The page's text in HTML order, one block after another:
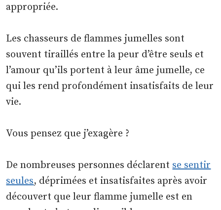
appropriée.
Les chasseurs de flammes jumelles sont
souvent tiraillés entre la peur d’être seuls et
l’amour qu’ils portent à leur âme jumelle, ce
qui les rend profondément insatisfaits de leur
vie.
Vous pensez que j’exagère ?
De nombreuses personnes déclarent se sentir
seules, déprimées et insatisfaites après avoir
découvert que leur flamme jumelle est en